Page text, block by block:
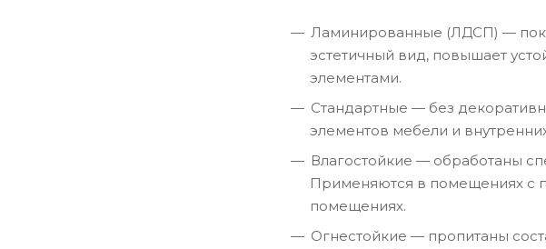
Ламинированные (ЛДСП) —
эстетичный вид, повышает
элементами.
Стандартные — без
элементов мебели и
Влагостойкие — обработаны
Применяются в помещениях с
помещениях.
Огнестойкие — пропитаны